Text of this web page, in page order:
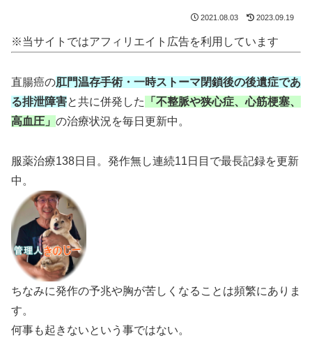
2021.08.03 2023.09.19
※当サイトではアフィリエイト広告を利用しています
直腸癌の肛門温存手術・一時ストーマ閉鎖後の後遺症であ
る排泄障害と共に併発した
「不整脈や狭心症、心筋梗塞、
高血圧」 の治療状況を毎日更新中。
服薬治療138日目。発作無し連続11日目で最長記録を更新
中。
ちなみに発作の予兆や胸が苦しくなることは頻繁にありま
す。
何事も起きないという事ではない。